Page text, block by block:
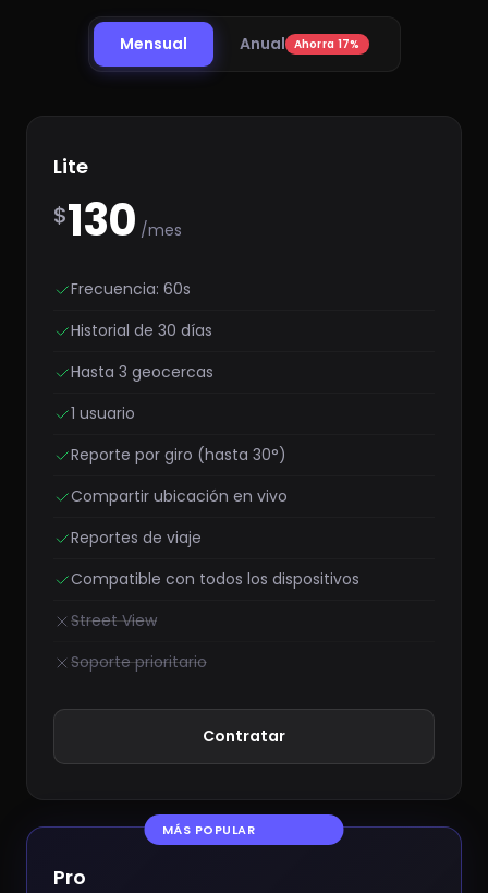
Mensual Anual Ahorra 17%
Lite
$130 /mes
Frecuencia: 60s
Historial de 30 días
Hasta 3 geocercas
1 usuario
Reporte por giro (hasta 30°)
Compartir ubicación en vivo
Reportes de viaje
Compatible con todos los dispositivos
Street View
Soporte prioritario
Contratar
MÁS POPULAR
Pro